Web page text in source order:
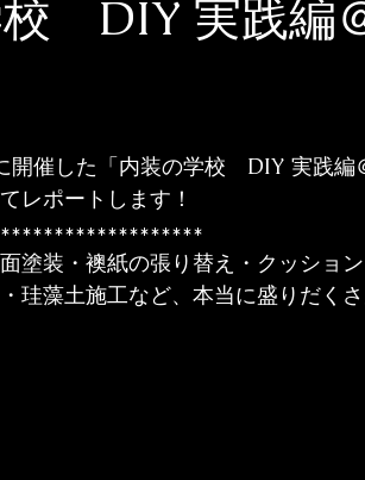
校 DIY 実践編
開催した「内装の学校　DIY 実践編
レポートします！
塗装・襖紙の張り替え・クッショ
珪藻土施工など、本当に盛りだくさ